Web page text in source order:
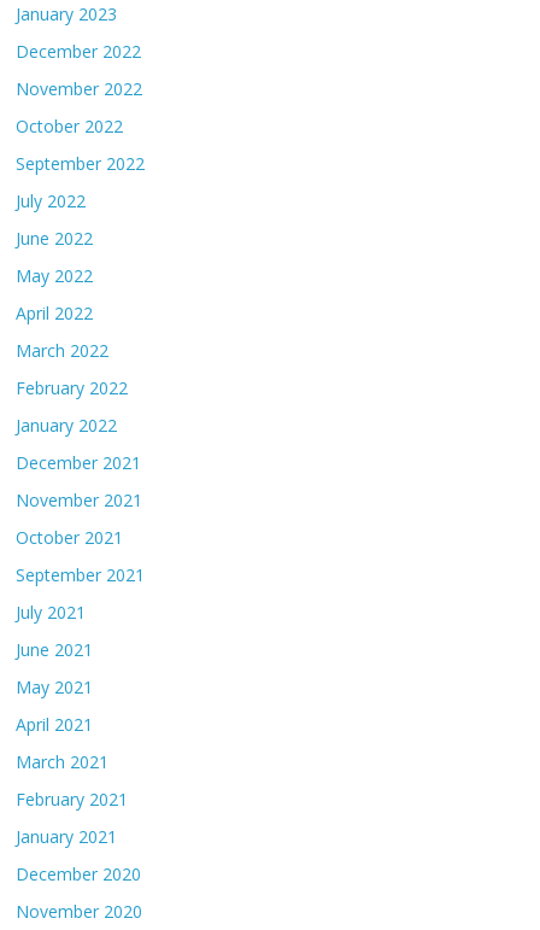
January 2023
December 2022
November 2022
October 2022
September 2022
July 2022
June 2022
May 2022
April 2022
March 2022
February 2022
January 2022
December 2021
November 2021
October 2021
September 2021
July 2021
June 2021
May 2021
April 2021
March 2021
February 2021
January 2021
December 2020
November 2020